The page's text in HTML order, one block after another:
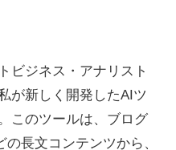
ビジネス・アナリスト
が新しく開発したAIツ
このツールは、ブログ
長文コンテンツから、